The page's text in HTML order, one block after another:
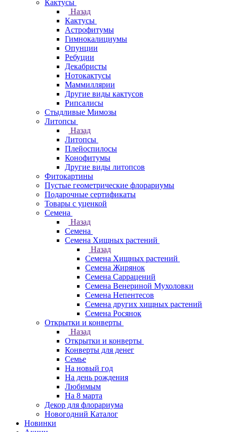
Кактусы
Назад
Кактусы
Астрофитумы
Гимнокалициумы
Опунции
Ребуции
Декабристы
Нотокактусы
Маммиллярии
Другие виды кактусов
Рипсалисы
Стыдливые Мимозы
Литопсы
Назад
Литопсы
Плейоспилосы
Конофитумы
Другие виды литопсов
Фитокартины
Пустые геометрические флорариумы
Подарочные сертификаты
Товары с уценкой
Семена
Назад
Семена
Семена Хищных растений
Назад
Семена Хищных растений
Семена Жирянок
Семена Саррацений
Семена Венериной Мухоловки
Семена Непентесов
Семена других хищных растений
Семена Росянок
Открытки и конверты
Назад
Открытки и конверты
Конверты для денег
Семье
На новый год
На день рождения
Любимым
На 8 марта
Декор для флорариума
Новогодний Каталог
Новинки